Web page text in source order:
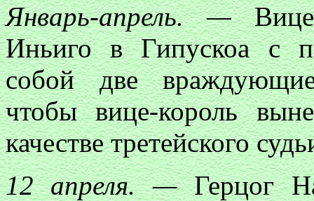
Январь-апрель. —Вице-
Иньиго в Гипускоа с
собой две
чтобы вице-король
качестве третейского
12 апреля. —Герцог